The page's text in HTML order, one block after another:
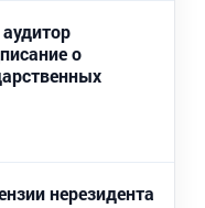
о
нерезидента